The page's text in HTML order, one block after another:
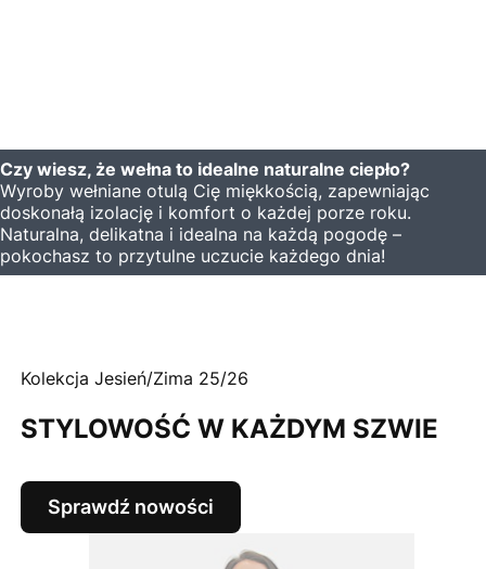
Czy wiesz, że wełna to idealne naturalne ciepło?
Wyroby wełniane otulą Cię miękkością, zapewniając
doskonałą izolację i komfort o każdej porze roku.
Naturalna, delikatna i idealna na każdą pogodę –
pokochasz to przytulne uczucie każdego dnia!
Kolekcja Jesień/Zima 25/26
STYLOWOŚĆ W KAŻDYM SZWIE
Sprawdź nowości